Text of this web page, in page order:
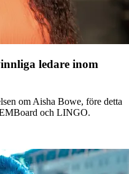
ledare inom
om Aisha Bowe, före detta
och LINGO.